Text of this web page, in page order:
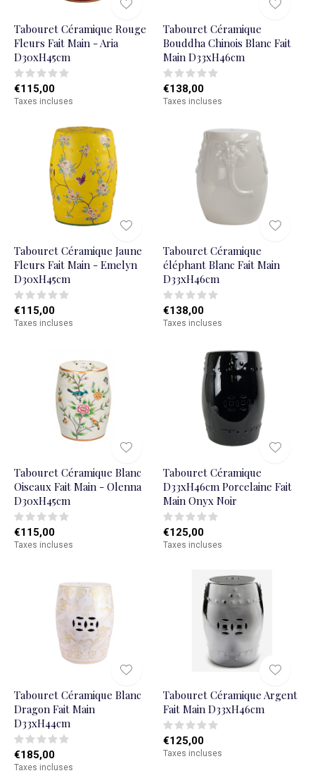
Tabouret Céramique Rouge
Fleurs Fait Main - Aria
D30xH45cm
€115,00
Taxes incluses
Tabouret Céramique
Bouddha Chinois Blanc Fait
Main D33xH46cm
€138,00
Taxes incluses
Tabouret Céramique Jaune
Fleurs Fait Main - Emelyn
D30xH45cm
€115,00
Taxes incluses
Tabouret Céramique
éléphant Blanc Fait Main
D33xH46cm
€138,00
Taxes incluses
Tabouret Céramique Blanc
Oiseaux Fait Main - Olenna
D30xH45cm
€115,00
Taxes incluses
Tabouret Céramique
D33xH46cm Porcelaine Fait
Main Onyx Noir
€125,00
Taxes incluses
Tabouret Céramique Blanc
Dragon Fait Main
D33xH44cm
€185,00
Taxes incluses
Tabouret Céramique Argent
Fait Main D33xH46cm
€125,00
Taxes incluses